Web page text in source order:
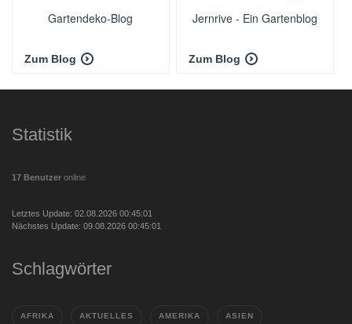
Gartendeko-Blog
Zum Blog
Jernrive - Ein Gartenblog
Zum Blog
Statistik
17 Benutzer online
Letztes Update: 02.08.2026 00:45:01
Nächstes Update: 09.08.2026 00:45:01
Schlagwörter
AFRIKA AKTUELLES AMERIKA ASIEN